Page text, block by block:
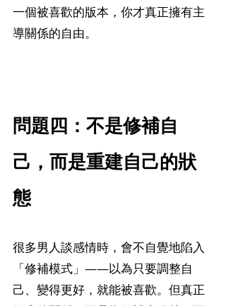
一個被喜歡的版本，你才真正擁有主
導關係的自由。
問題四：不是修補自
己，而是重建自己的狀
態
很多男人談感情時，會不自覺地陷入
「修補模式」——以為只要調整自
己、變得更好，就能被喜歡。但真正